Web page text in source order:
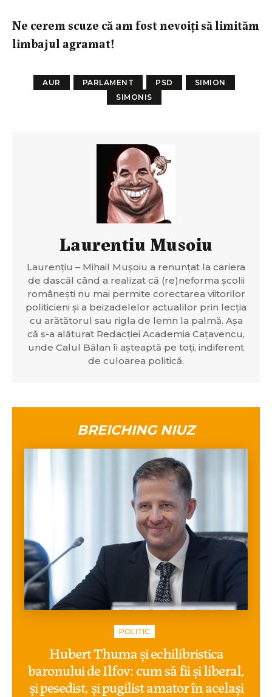
Ne cerem scuze că am fost nevoiți să limităm
limbajul agramat!
AUR PARLAMENT PSD
SIMION
SIMONIS
Laurentiu Musoiu
Laurențiu – Mihail Mușoiu a renunțat la cariera
de dascăl când a realizat că (re)neforma școlii
românești nu mai permite corectarea viitorilor
politicieni și a beizadelelor actualilor prin lecția
cu arătătorul sau rigla de lemn la palmă. Așa
că s-a alăturat Redacției Academia Cațavencu,
unde Calul Bălan îi așteaptă pe toți, indiferent
de culoarea politică.
BREICHING NIUZ
POLITIC
Hubert Thuma și echilibristica
baronului de Ilfov: cum să fii și liberal,
și pesedist, și pugilist amator în același